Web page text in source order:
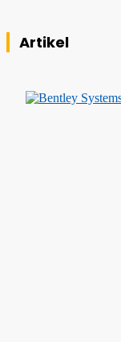
Artikel